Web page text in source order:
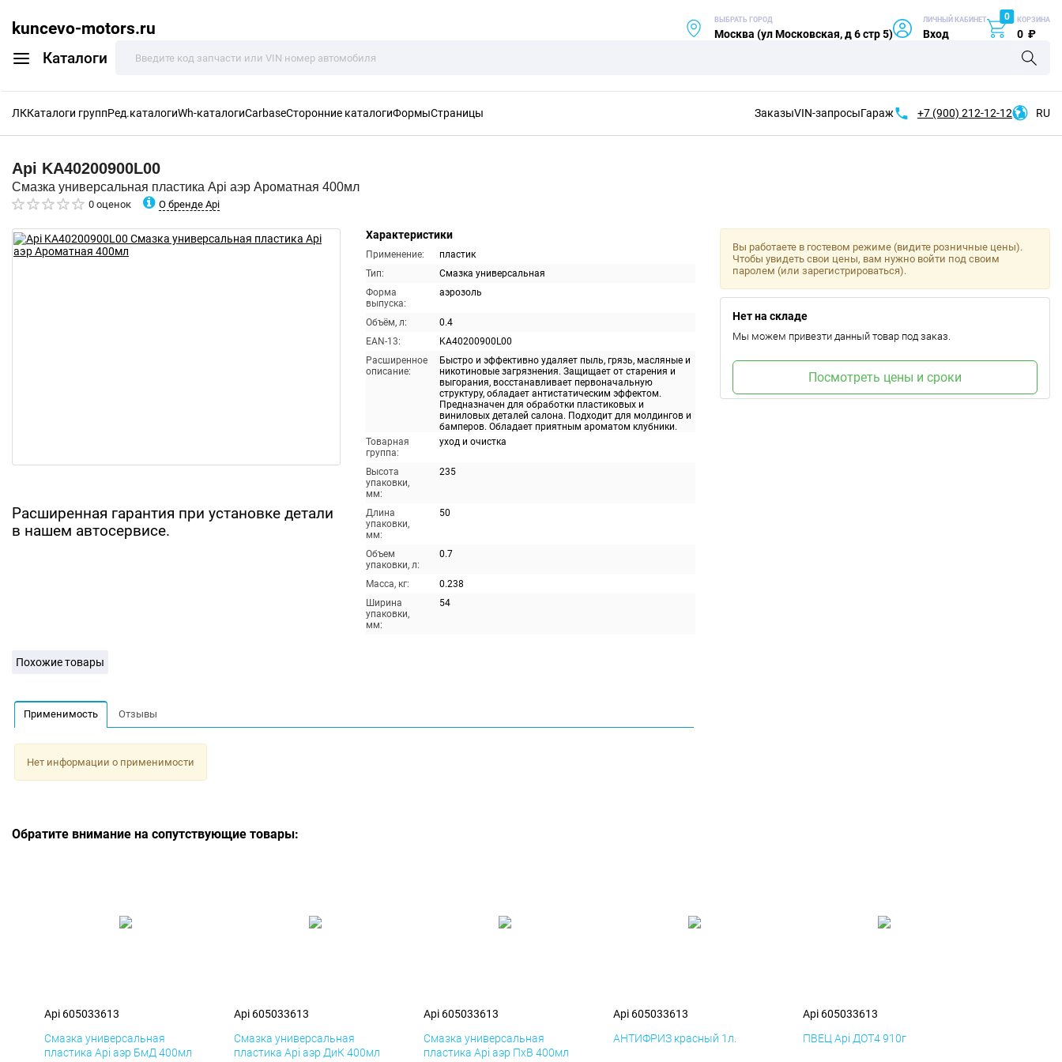
kuncevo-motors.ru
Каталоги
ВЫБРАТЬ ГОРОД
Москва (ул Московская, д 6 стр 5)
ЛИЧНЫЙ КАБИНЕТ
Вход
0 КОРЗИНА
0 ₽
ЛККаталоги группРед.каталогиWh-каталогиCarbaseСторонние каталогиФормыСтраницы ЗаказыVIN-запросыГараж +7 (900) 212-12-12 RU
Api KA40200900L00
Смазка универсальная пластика Api аэр Ароматная 400мл
0 оценок О бренде Api
Расширенная гарантия при установке детали
в нашем автосервисе.
Характеристики
Применение:
пластик
Тип:
Смазка универсальная
Форма
выпуска:
аэрозоль
Объём, л:
0.4
EAN-13:
KA40200900L00
Расширенное
описание:
Быстро и эффективно удаляет пыль, грязь, масляные и
никотиновые загрязнения. Защищает от старения и
выгорания, восстанавливает первоначальную
структуру, обладает антистатическим эффектом.
Предназначен для обработки пластиковых и
виниловых деталей салона. Подходит для молдингов и
бамперов. Обладает приятным ароматом клубники.
Товарная
группа:
уход и очистка
Высота
упаковки,
мм:
235
Длина
упаковки,
мм:
50
Объем
упаковки, л:
0.7
Масса, кг:
0.238
Ширина
упаковки,
мм:
54
Вы работаете в гостевом режиме (видите розничные цены).
Чтобы увидеть свои цены, вам нужно войти под своим
паролем (или зарегистрироваться).
Нет на складе
Мы можем привезти данный товар под заказ.
Посмотреть цены и сроки
Похожие товары
Применимость Отзывы
Нет информации о применимости
Обратите внимание на сопутствующие товары:
Api 605033613
Смазка универсальная
пластика Api аэр БмД 400мл
Api 605033613
Смазка универсальная
пластика Api аэр ДиК 400мл
Api 605033613
Смазка универсальная
пластика Api аэр ПхВ 400мл
Api 605033613
АНТИФРИЗ красный 1л.
Api 605033613
ПВЕЦ Api ДОТ4 910г